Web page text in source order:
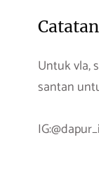
Catatan
Untuk vla,
santan